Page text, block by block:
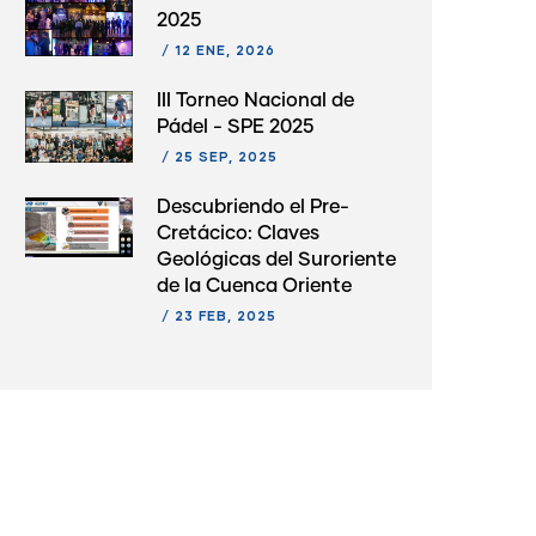
2025
/ 12 ENE, 2026
III Torneo Nacional de
Pádel - SPE 2025
/ 25 SEP, 2025
Descubriendo el Pre-
Cretácico: Claves
Geológicas del Suroriente
de la Cuenca Oriente
/ 23 FEB, 2025